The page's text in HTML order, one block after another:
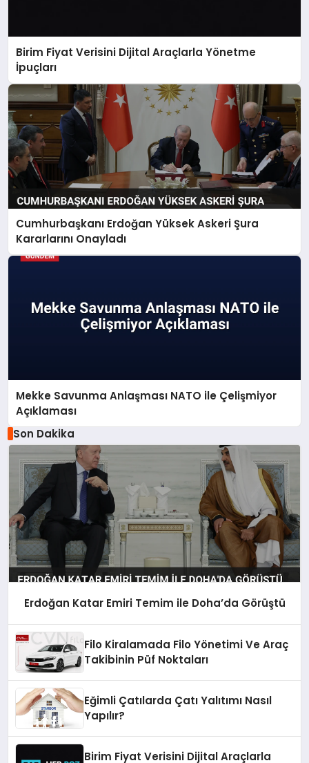
Birim Fiyat Verisini Dijital Araçlarla Yönetme
İpuçları
Cumhurbaşkanı Erdoğan Yüksek Askeri Şura
Kararlarını Onayladı
Mekke Savunma Anlaşması NATO ile Çelişmiyor
Açıklaması
Son Dakika
Erdoğan Katar Emiri Temim ile Doha’da Görüştü
Filo Kiralamada Filo Yönetimi Ve Araç
Takibinin Püf Noktaları
Eğimli Çatılarda Çatı Yalıtımı Nasıl
Yapılır?
Birim Fiyat Verisini Dijital Araçlarla